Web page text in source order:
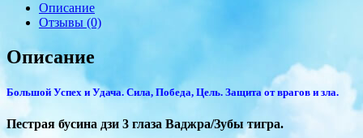
Описание
Отзывы (0)
Описание
Большой Успех и Удача. Сила, Победа, Цель. Защита от врагов и зла.
Пестрая бусина дзи 3 глаза Ваджра/Зубы тигра.